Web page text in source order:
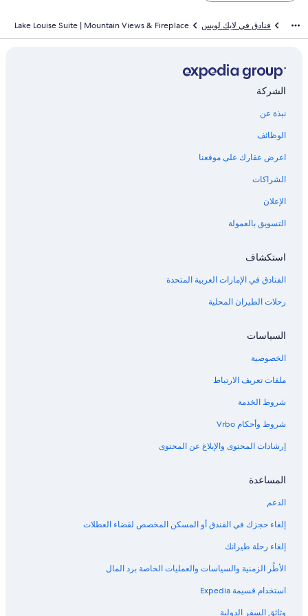
فنادق في لايك لويس Lake Louise Suite | Mountain Views & Fireplace
الشركة
نبذة عن
الوظائف
اعرض عقارك على موقعنا
الشراكات
الإعلان
التسويق بالعمولة
استكشاف
الفنادق في الإمارات العربية المتحدة
رحلات الطيران المحلية
السياسات
الخصوصية
ملفات تعريف الارتباط
شروط الخدمة
شروط وأحكام Vrbo
إرشادات المحتوى والإبلاغ عن المحتوى
المساعدة
الدعم
إلغاء حجزك في الفندق أو المسكن المخصص لقضاء العطلات
إلغاء رحلة طيرانك
الأطُر الزمنية والسياسات والعمليات الخاصة برد المال
استخدام قسيمة Expedia
وثائق السفر الدولية